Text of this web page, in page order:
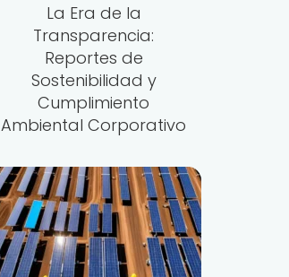
La Era de la
Transparencia:
Reportes de
Sostenibilidad y
Cumplimiento
Ambiental Corporativo